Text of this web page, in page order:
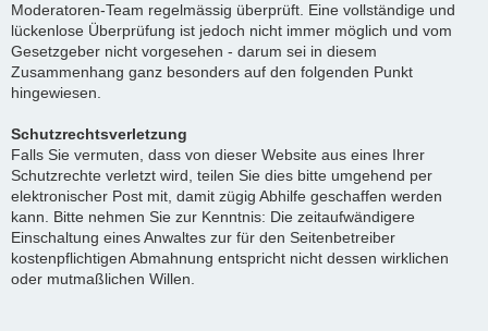
Moderatoren-Team regelmässig überprüft. Eine vollständige und
lückenlose Überprüfung ist jedoch nicht immer möglich und vom
Gesetzgeber nicht vorgesehen - darum sei in diesem
Zusammenhang ganz besonders auf den folgenden Punkt
hingewiesen.
Schutzrechtsverletzung
Falls Sie vermuten, dass von dieser Website aus eines Ihrer
Schutzrechte verletzt wird, teilen Sie dies bitte umgehend per
elektronischer Post mit, damit zügig Abhilfe geschaffen werden
kann. Bitte nehmen Sie zur Kenntnis: Die zeitaufwändigere
Einschaltung eines Anwaltes zur für den Seitenbetreiber
kostenpflichtigen Abmahnung entspricht nicht dessen wirklichen
oder mutmaßlichen Willen.